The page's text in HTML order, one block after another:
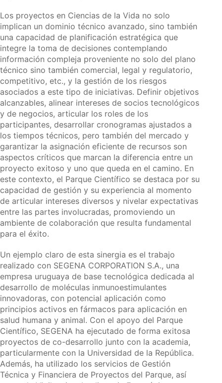
Los proyectos en Ciencias de la Vida no solo
implican un dominio técnico avanzado, sino también
una capacidad de planificación estratégica que
integre la toma de decisiones contemplando
información compleja proveniente no solo del plano
técnico sino también comercial, legal y regulatorio,
competitivo, etc., y la gestión de los riesgos
asociados a este tipo de iniciativas. Definir objetivos
alcanzables, alinear intereses de socios tecnológicos
y de negocios, articular los roles de los
participantes, desarrollar cronogramas ajustados a
los tiempos técnicos, pero también del mercado y
garantizar la asignación eficiente de recursos son
aspectos críticos que marcan la diferencia entre un
proyecto exitoso y uno que queda en el camino. En
este contexto, el Parque Científico se destaca por su
capacidad de gestión y su experiencia al momento
de articular intereses diversos y nivelar expectativas
entre las partes involucradas, promoviendo un
ambiente de colaboración que resulta fundamental
para el éxito.
Un ejemplo claro de esta sinergia es el trabajo
realizado con SEGENA CORPORATION S.A., una
empresa uruguaya de base tecnológica dedicada al
desarrollo de moléculas inmunoestimulantes
innovadoras, con potencial aplicación como
principios activos en fármacos para aplicación en
salud humana y animal. Con el apoyo del Parque
Científico, SEGENA ha ejecutado de forma exitosa
proyectos de co-desarrollo junto con la academia,
particularmente con la Universidad de la República.
Además, ha utilizado los servicios de Gestión
Técnica y Financiera de Proyectos del Parque, así